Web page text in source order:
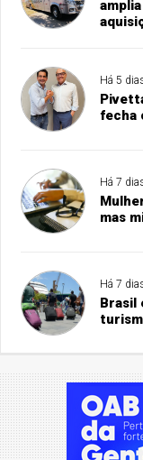
Há 5
fecha
Há 7
mas
Há 7
Brasil